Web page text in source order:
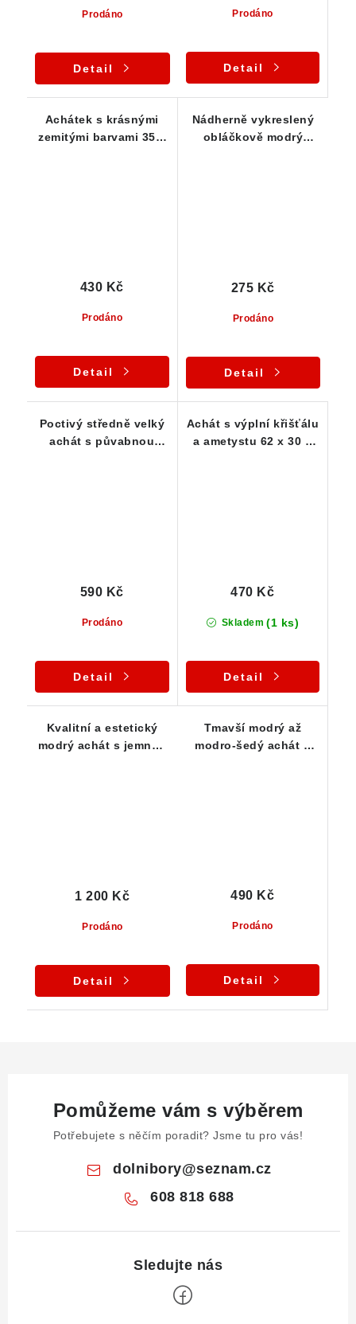
Prodáno
Detail
Prodáno
Detail
Achátek s krásnými
zemitými barvami 35 x
Prodáno
430 Kč
Detail
Nádherně vykreslený
obláčkově modrý
Prodáno
275 Kč
Detail
Poctivý středně velký
achát s půvabnou
Prodáno
590 Kč
Detail
Achát s výplní křišťálu
a ametystu 62 x 30 x
Skladem (1 ks)
470 Kč
Detail
Kvalitní a estetický
modrý achát s jemnou
Prodáno
1 200 Kč
Detail
Tmavší modrý až
modro-šedý achát s
Prodáno
490 Kč
Detail
Pomůžeme vám s výběrem
Potřebujete s něčím poradit? Jsme tu pro vás!
dolnibory@seznam.cz
608 818 688